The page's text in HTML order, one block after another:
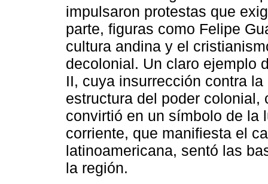
impulsaron protestas que
parte, figuras como Felipe
cultura andina y el
decolonial. Un claro ejemplo
II, cuya insurrección contra
estructura del poder
convirtió en un símbolo de la
corriente, que manifiesta el
latinoamericana, sentó las
la región.